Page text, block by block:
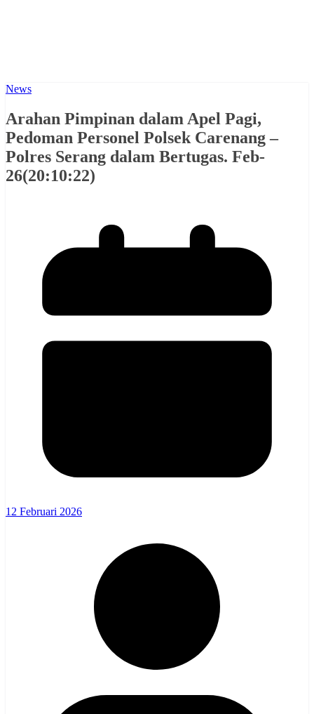
News
Arahan Pimpinan dalam Apel Pagi,
Pedoman Personel Polsek Carenang –
Polres Serang dalam Bertugas. Feb-
26(20:10:22)
12 Februari 2026